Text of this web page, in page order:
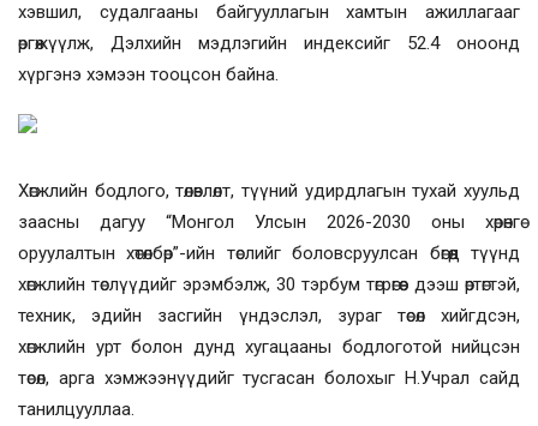
хэвшил, судалгааны байгууллагын хамтын ажиллагааг
өргөжүүлж, Дэлхийн мэдлэгийн индексийг 52.4 оноонд
хүргэнэ хэмээн тооцсон байна.
Хөгжлийн бодлого, төлөвлөлт, түүний удирдлагын тухай хуульд
заасны дагуу “Монгол Улсын 2026-2030 оны хөрөнгө
оруулалтын хөтөлбөр”-ийн төслийг боловсруулсан бөгөөд түүнд
хөгжлийн төслүүдийг эрэмбэлж, 30 тэрбум төгрөгөөс дээш өртөгтэй,
техник, эдийн засгийн үндэслэл, зураг төсөл хийгдсэн,
хөгжлийн урт болон дунд хугацааны бодлоготой нийцсэн
төсөл, арга хэмжээнүүдийг тусгасан болохыг Н.Учрал сайд
танилцууллаа.